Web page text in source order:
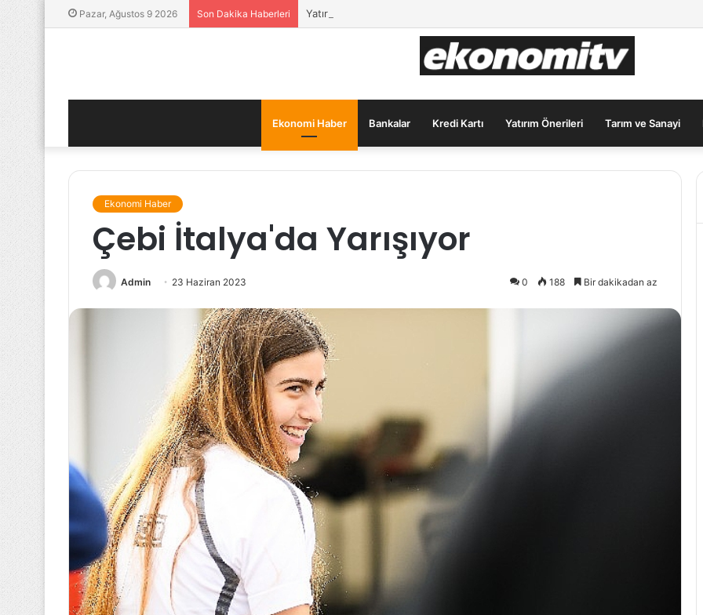
Pazar, Ağustos 9 2026 Son Dakika Haberleri Yatırımcılar İçin Güvenli Liman: Altın Hâlâ İlk Sırada mı?
Ekonomi Haber Bankalar Kredi Kartı Yatırım Önerileri Tarım ve Sanayi
Ekonomi Haber
Çebi İtalya'da Yarışıyor
Admin 23 Haziran 2023 0 188 Bir dakikadan az